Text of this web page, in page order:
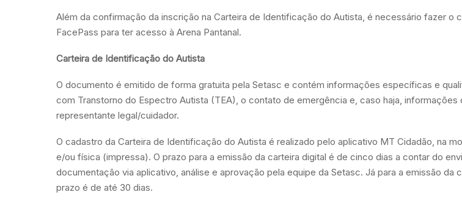
Além da confirmação da inscrição na Carteira de Identificação do Autista, é necessário fazer o
FacePass para ter acesso à Arena Pantanal.
Carteira de Identificação do Autista
O documento é emitido de forma gratuita pela Setasc e contém informações específicas e
com Transtorno do Espectro Autista (TEA), o contato de emergência e, caso haja, informações
representante legal/cuidador.
O cadastro da Carteira de Identificação do Autista é realizado pelo aplicativo MT Cidadão, na
e/ou física (impressa). O prazo para a emissão da carteira digital é de cinco dias a contar do
documentação via aplicativo, análise e aprovação pela equipe da Setasc. Já para a emissão da
prazo é de até 30 dias.